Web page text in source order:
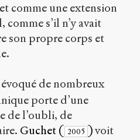
comme une extension
s’il n’y avait
son propre corps et
de nombreux
porte d’une
de l’oubli, de
Guchet ( 2005 )voit